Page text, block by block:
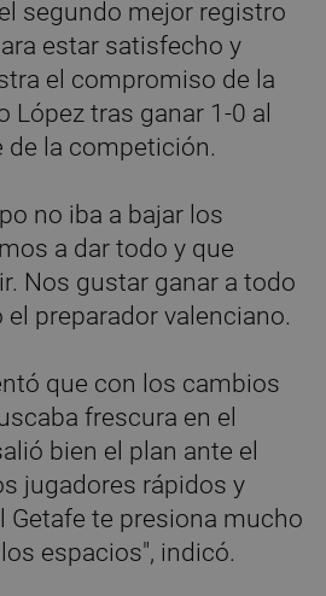
segundo mejor registro
estar satisfecho y
el compromiso de la
López tras ganar 1-0 al
de la competición.
no iba a bajar los
a dar todo y que
Nos gustar ganar a todo
el preparador valenciano.
que con los cambios
frescura en el
bien el plan ante el
jugadores rápidos y
Getafe te presiona mucho
espacios", indicó.